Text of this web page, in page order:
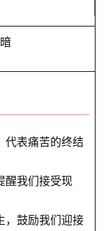
代表痛苦的终结
醒我们接受现
，鼓励我们迎接